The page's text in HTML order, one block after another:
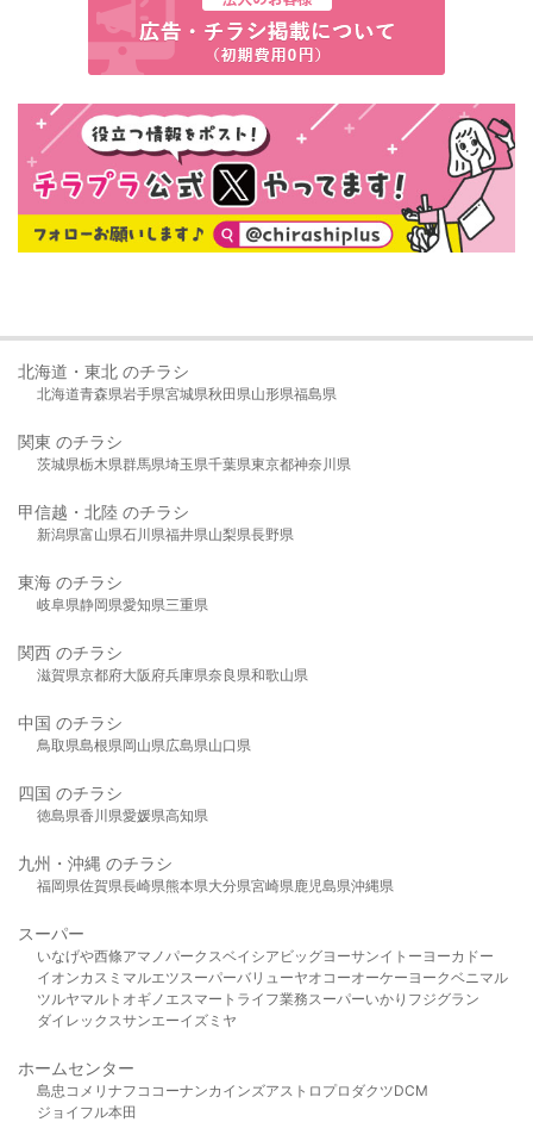
北海道・東北 のチラシ
北海道青森県岩手県宮城県秋田県山形県福島県
関東 のチラシ
茨城県栃木県群馬県埼玉県千葉県東京都神奈川県
甲信越・北陸 のチラシ
新潟県富山県石川県福井県山梨県長野県
東海 のチラシ
岐阜県静岡県愛知県三重県
関西 のチラシ
滋賀県京都府大阪府兵庫県奈良県和歌山県
中国 のチラシ
鳥取県島根県岡山県広島県山口県
四国 のチラシ
徳島県香川県愛媛県高知県
九州・沖縄 のチラシ
福岡県佐賀県長崎県熊本県大分県宮崎県鹿児島県沖縄県
スーパー
いなげや西條アマノパークスベイシア ビッグヨーサンイトーヨーカドー
イオンカスミ マルエツスーパーバリューヤオコーオーケー ヨークベニマル
ツルヤマルト オギノ エスマート ライフ業務スーパーいかり フジグラン
ダイレックスサンエーイズミヤ
ホームセンター
島忠 コメリ ナフコ コーナンカインズアストロプロダクツDCM
ジョイフル本田